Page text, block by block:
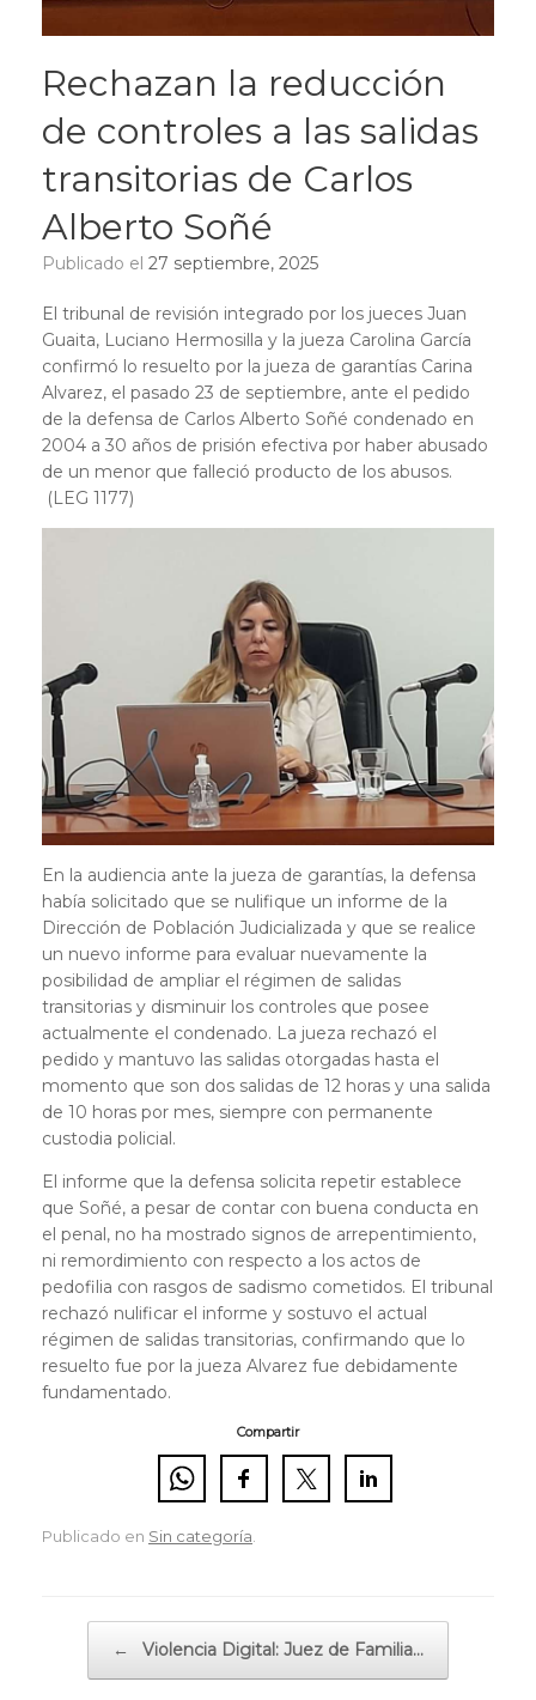
Rechazan la reducción
de controles a las salidas
transitorias de Carlos
Alberto Soñé
Publicado el 27 septiembre, 2025
El tribunal de revisión integrado por los jueces Juan
Guaita, Luciano Hermosilla y la jueza Carolina García
confirmó lo resuelto por la jueza de garantías Carina
Alvarez, el pasado 23 de septiembre, ante el pedido
de la defensa de Carlos Alberto Soñé condenado en
2004 a 30 años de prisión efectiva por haber abusado
de un menor que falleció producto de los abusos.
(LEG 1177)
En la audiencia ante la jueza de garantías, la defensa
había solicitado que se nulifique un informe de la
Dirección de Población Judicializada y que se realice
un nuevo informe para evaluar nuevamente la
posibilidad de ampliar el régimen de salidas
transitorias y disminuir los controles que posee
actualmente el condenado. La jueza rechazó el
pedido y mantuvo las salidas otorgadas hasta el
momento que son dos salidas de 12 horas y una salida
de 10 horas por mes, siempre con permanente
custodia policial.
El informe que la defensa solicita repetir establece
que Soñé, a pesar de contar con buena conducta en
el penal, no ha mostrado signos de arrepentimiento,
ni remordimiento con respecto a los actos de
pedofilia con rasgos de sadismo cometidos. El tribunal
rechazó nulificar el informe y sostuvo el actual
régimen de salidas transitorias, confirmando que lo
resuelto fue por la jueza Alvarez fue debidamente
fundamentado.
Compartir
Publicado en Sin categoría.
← Violencia Digital: Juez de Familia…